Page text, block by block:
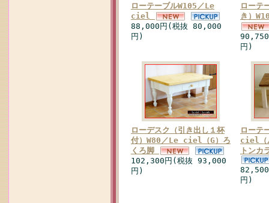
ローテーブルW105／Le
ciel
88,000円(税抜 80,000
円)
ローテ
き）
円)
ローデスク（引き出し１杯
付）W80／Le ciel（G）ろ
くろ脚
102,300円(税抜 93,000
円)
ローテ
ciel（
トン
円)